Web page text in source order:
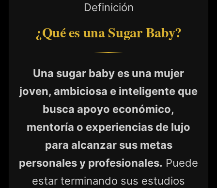
Definición
¿Qué es una Sugar Baby?
Una sugar baby es una mujer
joven, ambiciosa e inteligente que
busca apoyo económico,
mentoría o experiencias de lujo
para alcanzar sus metas
personales y profesionales. Puede
estar terminando sus estudios